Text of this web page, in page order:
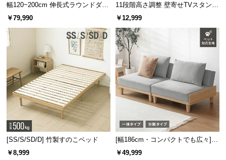
幅120~200cm 伸長式ラウンドダイ
ニングテーブル 6人掛け 天然木突
板 美しい格子デザイン
￥79,990
11段階高さ調整 壁寄せTVスタンド
キャスター付き 上下左右角度調節
￥12,999
[SS/S/SD/D] 竹製すのこベッド
￥8,999
[幅186cm・コンパクトでも広々] 3
人掛けソファベッド リクライニン
￥49,999